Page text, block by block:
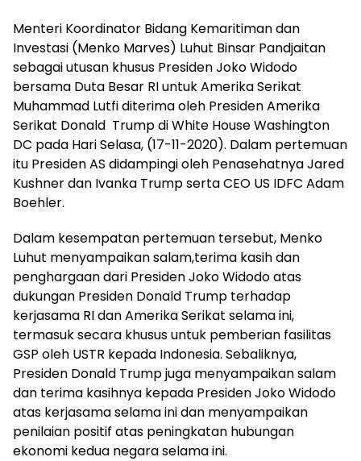
Menteri Koordinator Bidang Kemaritiman dan
Investasi (Menko Marves) Luhut Binsar Pandjaitan
sebagai utusan khusus Presiden Joko Widodo
bersama Duta Besar RI untuk Amerika Serikat
Muhammad Lutfi diterima oleh Presiden Amerika
Serikat Donald Trump di White House Washington
DC pada Hari Selasa, (17-11-2020). Dalam pertemuan
itu Presiden AS didampingi oleh Penasehatnya Jared
Kushner dan Ivanka Trump serta CEO US IDFC Adam
Boehler.
Dalam kesempatan pertemuan tersebut, Menko
Luhut menyampaikan salam,terima kasih dan
penghargaan dari Presiden Joko Widodo atas
dukungan Presiden Donald Trump terhadap
kerjasama RI dan Amerika Serikat selama ini,
termasuk secara khusus untuk pemberian fasilitas
GSP oleh USTR kepada Indonesia. Sebaliknya,
Presiden Donald Trump juga menyampaikan salam
dan terima kasihnya kepada Presiden Joko Widodo
atas kerjasama selama ini dan menyampaikan
penilaian positif atas peningkatan hubungan
ekonomi kedua negara selama ini.